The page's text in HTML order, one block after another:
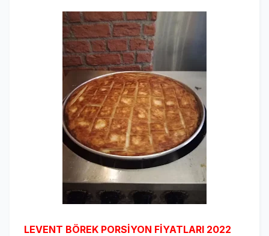
LEVENT BÖREK PORSİYON FİYATLARI 2022